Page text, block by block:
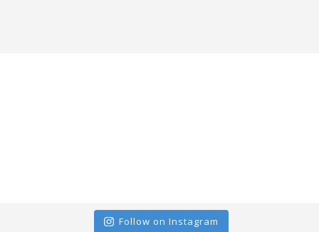
Follow on Instagram